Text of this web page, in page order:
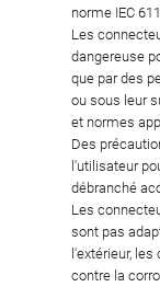
norme IEC
Les
dangereuse
que par des
ou sous leur
et normes
Des
l'utilisateur
débranché
Les
sont pas
l'extérieur,
contre la